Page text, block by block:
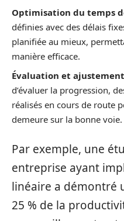
Optimisation du temps
définies avec des délais
planifiée au mieux,
manière efficace.
Évaluation et
d’évaluer la progression,
réalisés en cours de route
demeure sur la bonne voie.
Par exemple, une
entreprise ayant
linéaire a démontré
25 % de la